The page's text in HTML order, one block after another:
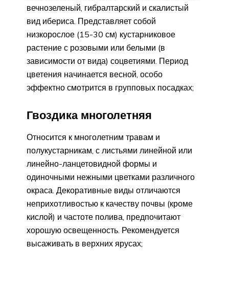
вечнозеленый, гибралтарский и скалистый
вид ибериса. Представляет собой
низкорослое (15-30 см) кустарниковое
растение с розовыми или белыми (в
зависимости от вида) соцветиями. Период
цветения начинается весной, особо
эффектно смотрится в групповых посадках;
Гвоздика многолетняя
Относится к многолетним травам и
полукустарникам, с листьями линейной или
линейно-ланцетовидной формы и
одиночными нежными цветками различного
окраса. Декоративные виды отличаются
неприхотливостью к качеству почвы (кроме
кислой) и частоте полива, предпочитают
хорошую освещенность. Рекомендуется
высаживать в верхних ярусах;